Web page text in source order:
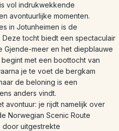
vol indrukwekkende
avontuurlijke momenten.
in Jotunheimen is de
tocht biedt een spectaculair
Gjende-meer en het diepblauwe
met een boottocht van
je te voet de bergkam
de beloning is een
anders vindt.
avontuur: je rijdt namelijk over
Norwegian Scenic Route
door uitgestrekte